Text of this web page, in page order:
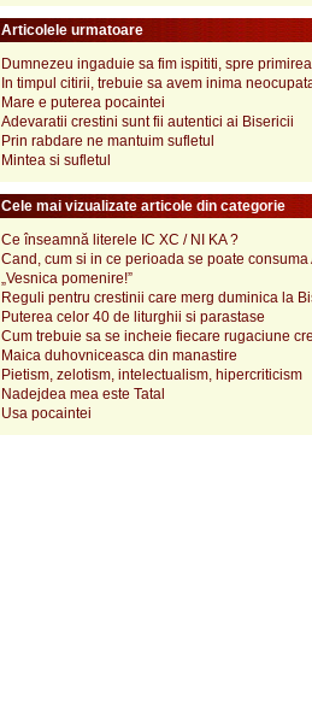
Articolele urmatoare
Dumnezeu ingaduie sa fim ispititi, spre
In timpul citirii, trebuie sa avem inima
Mare e puterea pocaintei
Adevaratii crestini sunt fii autentici ai Bisericii
Prin rabdare ne mantuim sufletul
Mintea si sufletul
Cele mai vizualizate articole din categorie
Ce înseamnă literele IC XC / NI KA ?
Cand, cum si in ce perioada se poate
„Vesnica pomenire!”
Reguli pentru crestinii care merg duminica la
Puterea celor 40 de liturghii si parastase
Cum trebuie sa se incheie fiecare rugaciune
Maica duhovniceasca din manastire
Pietism, zelotism, intelectualism, hipercriticism
Nadejdea mea este Tatal
Usa pocaintei